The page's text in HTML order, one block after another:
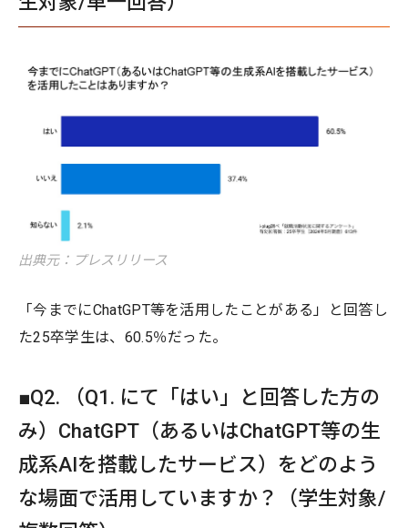
出典元：プレスリリース
「今までにChatGPT等を活用したことがある」と回答し
た25卒学生は、60.5％だった。
■Q2. （Q1. にて「はい」と回答した方の
み）ChatGPT（あるいはChatGPT等の生
成系AIを搭載したサービス）をどのよう
な場面で活用していますか？（学生対象/